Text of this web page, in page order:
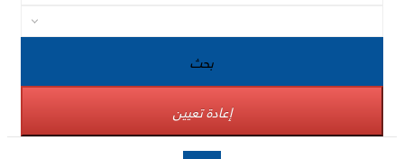
بحث
إعادة تعيين